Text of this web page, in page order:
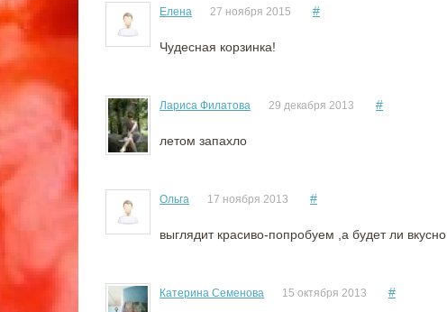
Елена 27 ноября 2015 #
Чудесная корзинка!
Лариса Филатова 29 декабря 2013 #
летом запахло
Ольга 17 ноября 2013 #
выглядит красиво-попробуем ,а будет ли вкусно
Катерина Семенова 15 октября 2013 #